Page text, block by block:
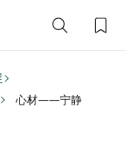
心材——宁静